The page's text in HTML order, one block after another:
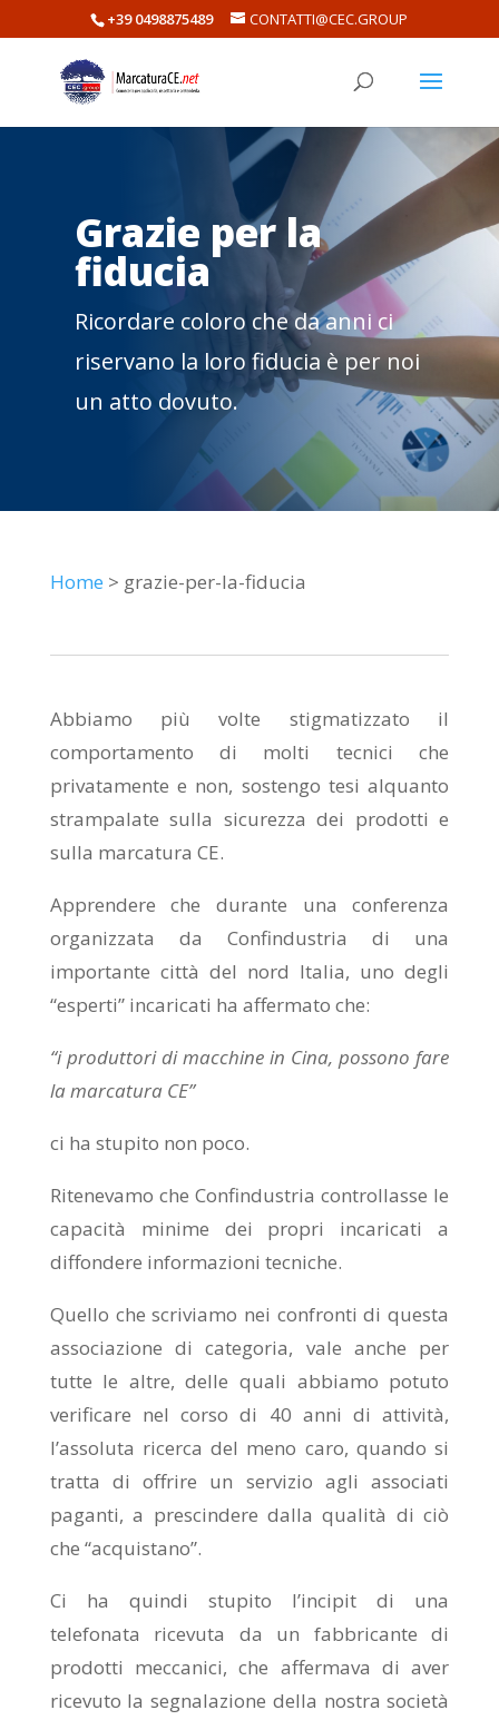
+39 0498875489 CONTATTI@CEC.GROUP
Grazie per la
fiducia
Ricordare coloro che da anni ci
riservano la loro fiducia è per noi
un atto dovuto.
Home > grazie-per-la-fiducia
Abbiamo più volte stigmatizzato il
comportamento di molti tecnici che
privatamente e non, sostengo tesi alquanto
strampalate sulla sicurezza dei prodotti e
sulla marcatura CE.
Apprendere che durante una conferenza
organizzata da Confindustria di una
importante città del nord Italia, uno degli
“esperti” incaricati ha affermato che:
“i produttori di macchine in Cina, possono fare
la marcatura CE”
ci ha stupito non poco.
Ritenevamo che Confindustria controllasse le
capacità minime dei propri incaricati a
diffondere informazioni tecniche.
Quello che scriviamo nei confronti di questa
associazione di categoria, vale anche per
tutte le altre, delle quali abbiamo potuto
verificare nel corso di 40 anni di attività,
l’assoluta ricerca del meno caro, quando si
tratta di offrire un servizio agli associati
paganti, a prescindere dalla qualità di ciò
che “acquistano”.
Ci ha quindi stupito l’incipit di una
telefonata ricevuta da un fabbricante di
prodotti meccanici, che affermava di aver
ricevuto la segnalazione della nostra società